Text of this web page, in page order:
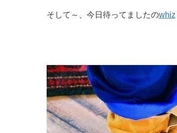
そして～、今日待ってましたのwhiz